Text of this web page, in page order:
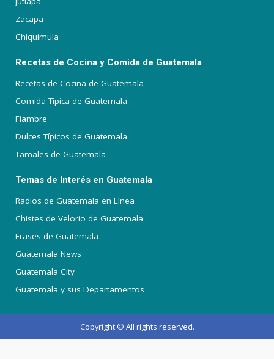
Zacapa
Chiquimula
Recetas de Cocina y Comida de Guatemala
Recetas de Cocina de Guatemala
Comida Típica de Guatemala
Fiambre
Dulces Típicos de Guatemala
Tamales de Guatemala
Temas de Interés en Guatemala
Radios de Guatemala en Línea
Chistes de Velorio de Guatemala
Frases de Guatemala
Guatemala News
Guatemala City
Guatemala y sus Departamentos
Copyright © All rights reserved.